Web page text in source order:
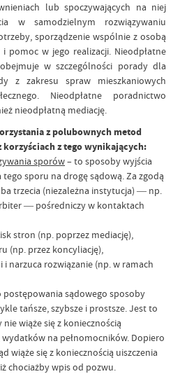
lub spoczywających na niej
w samodzielnym rozwiązywaniu
sporządzenie wspólnie z osobą
pomoc w jego realizacji. Nieodpłatne
w szczególności porady dla
z zakresu spraw mieszkaniowych
Nieodpłatne poradnictwo
nieodpłatną mediację.
z polubownych metod
z tego wynikających:
sporów– to sposoby wyjścia
sporu na drogę sądową. Za zgodą
trzecia (niezależna instytucja) ― np.
― pośredniczy w kontaktach
stron (np. poprzez mediację),
(np. przez koncyliację),
narzuca rozwiązanie (np. w ramach
sądowego sposoby
tańsze, szybsze i prostsze. Jest to
wiąże się z koniecznością
na pełnomocników. Dopiero
wiąże się z koniecznością uiszczenia
chociażby wpis od pozwu.